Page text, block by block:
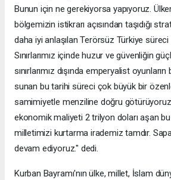
Bunun için ne gerekiyorsa yapıyoruz.
bölgemizin istikrarı açısından taşıdığı
daha iyi anlaşılan Terörsüz Türkiye süreci
Sınırlarımız içinde huzur ve güvenliğin
sınırlarımız dışında emperyalist
sunan bu tarihi süreci çok büyük bir
samimiyetle menziline doğru
ekonomik maliyeti 2 trilyon doları aşan
milletimizi kurtarma irademiz tamdır.
devam ediyoruz." dedi.
Kurban Bayramı'nın ülke, millet, İslam